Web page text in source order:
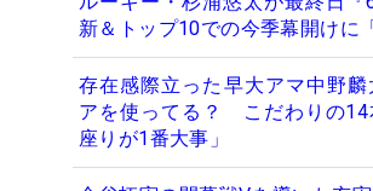
新＆トップ10での今季幕開けに
存在感際立った早大アマ中野
アを使ってる？ こだわりの14
座りが1番大事」